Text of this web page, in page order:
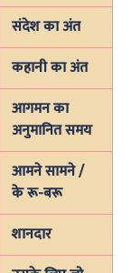
संदेश का अंत
कहानी का अंत
आगमन का
अनुमानित समय
आमने सामने /
के रू-बरू
शानदार